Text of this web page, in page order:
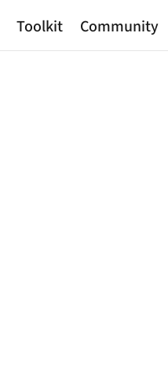
Toolkit Community